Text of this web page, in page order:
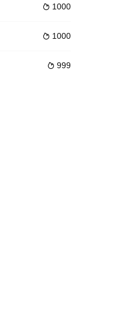
，在说服主编姚松、老乡韩战
 1000
 1000
 999